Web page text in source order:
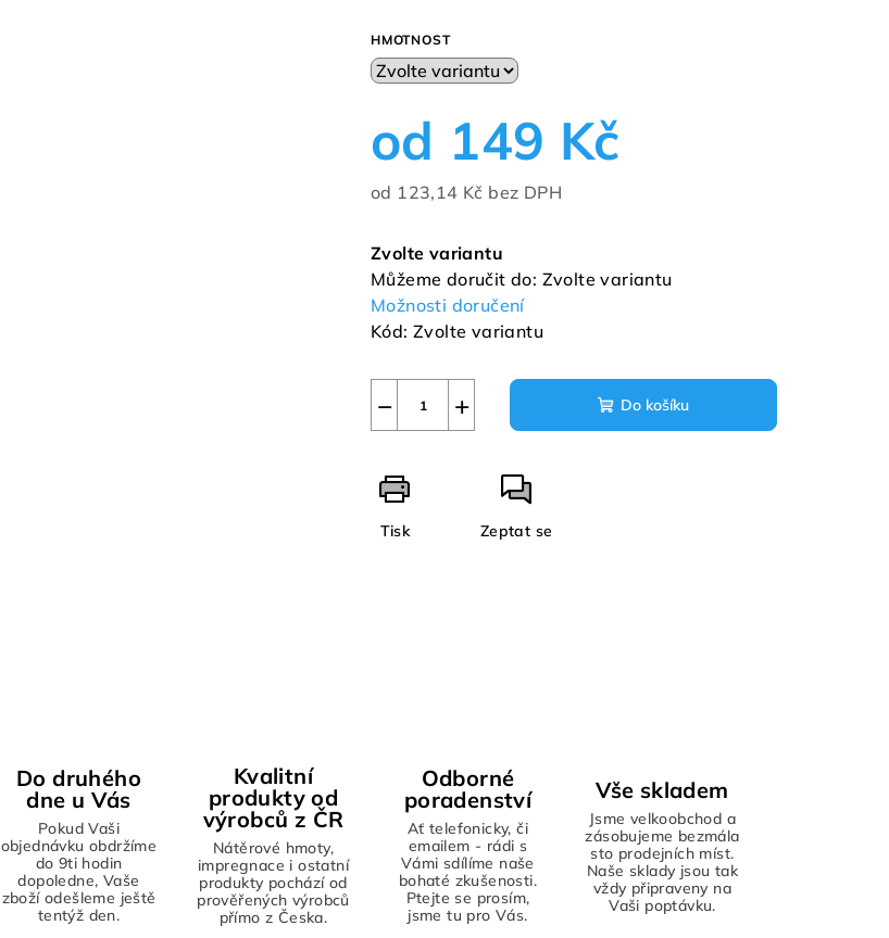
HMOTNOST
od 149 Kč
od 123,14 Kč bez DPH
cena:
Zvolte variantu
Můžeme doručit do: Zvolte variantu
Možnosti doručení
Kód: Zvolte variantu
+
− Do košíku
Tisk Zeptat se
Do druhého
dne u Vás
Pokud Vaši
objednávku obdržíme
do 9ti hodin
dopoledne, Vaše
zboží odešleme ještě
tentýž den.
Kvalitní
produkty od
výrobců z ČR
Nátěrové hmoty,
impregnace i ostatní
produkty pochází od
prověřených výrobců
přímo z Česka.
Odborné
poradenství
Ať telefonicky, či
emailem - rádi s
Vámi sdílíme naše
bohaté zkušenosti.
Ptejte se prosím,
jsme tu pro Vás.
Vše skladem
Jsme velkoobchod a
zásobujeme bezmála
sto prodejních míst.
Naše sklady jsou tak
vždy připraveny na
Vaši poptávku.